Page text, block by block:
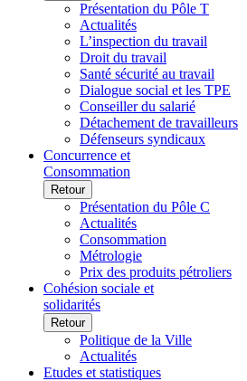
Présentation du Pôle T
Actualités
L’inspection du travail
Droit du travail
Santé sécurité au travail
Dialogue social et les TPE
Conseiller du salarié
Détachement de travailleurs
Défenseurs syndicaux
Concurrence et
Consommation
Retour
Présentation du Pôle C
Actualités
Consommation
Métrologie
Prix des produits pétroliers
Cohésion sociale et
solidarités
Retour
Politique de la Ville
Actualités
Etudes et statistiques